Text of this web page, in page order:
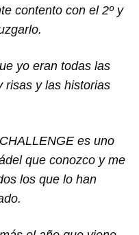
contento con el 2º y
yo eran todas las
risas y las historias
es uno
que conozco y me
los que lo han